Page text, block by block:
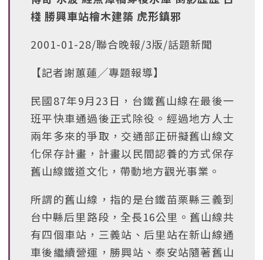
棧 勝興車站檜木建築 虎形鎮邪
2001-01-28/聯合晚報/3版/話題新聞
【記者謝蕙蓮╱專題報導】
民國87年9月23日，台鐵舊山線在最後一
班平快車通過後正式除役。經過地方人士
兩年多來的爭取，交通部正研擬舊山線文
化保存計畫，計畫以民間認養的方式保存
舊山線鐵道文化，帶動地方觀光事業。
所謂的舊山線，指的是台鐵苗栗縣三義到
台中縣后里路段，全長16公里。舊山線共
有四個車站，三義站、后里站在新山線通
車後繼續營運，勝興站、泰安站隨著舊山